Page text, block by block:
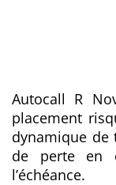
Autocall R
placement
dynamique de
de perte en
l’échéance.